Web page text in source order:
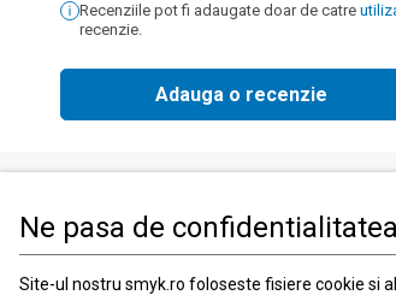
Ne pasa de
Site-ul nostru smyk.ro foloseste fisiere cookie si
Recenziile pot fi adaugate doar de catre
recenzie.
Adauga o recenzie
Produse
Imbracaminte, incaltaminte si accesorii